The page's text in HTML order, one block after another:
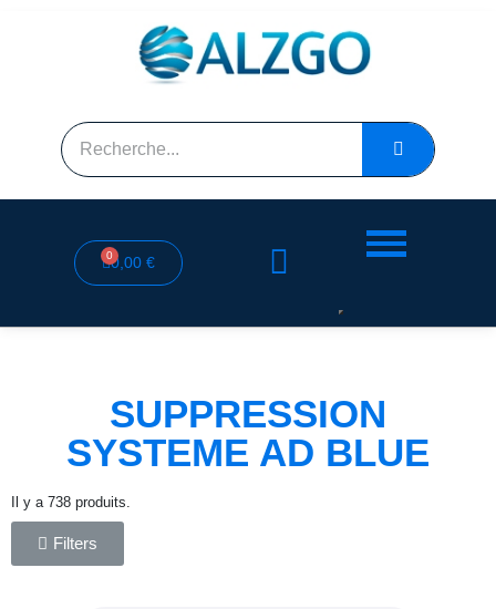
0,00 €
SUPPRESSION
SYSTEME AD BLUE
Il y a 738 produits.
Filters